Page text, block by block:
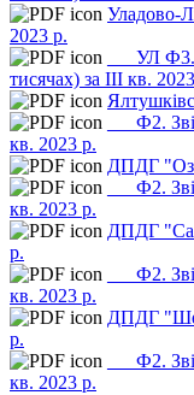
Уладово-
2023 р.
___УЛ
тисячах) за ІІІ кв.
___Ф2.
кв. 2023 р.
ДПДГ
___Ф2.
кв. 2023 р.
ДПДГ
р.
___Ф2.
кв. 2023 р.
ДПДГ
р.
___Ф2.
кв. 2023 р.